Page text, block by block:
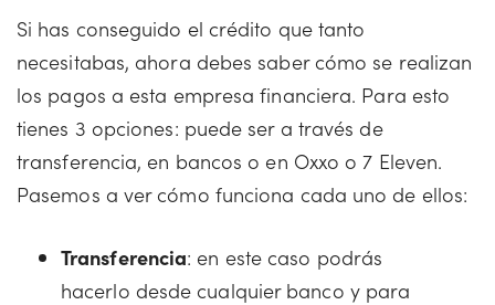
Si has conseguido el crédito que tanto
necesitabas, ahora debes saber cómo se realizan
los pagos a esta empresa financiera. Para esto
tienes 3 opciones: puede ser a través de
transferencia, en bancos o en Oxxo o 7 Eleven.
Pasemos a ver cómo funciona cada uno de ellos:
Transferencia: en este caso podrás
hacerlo desde cualquier banco y para